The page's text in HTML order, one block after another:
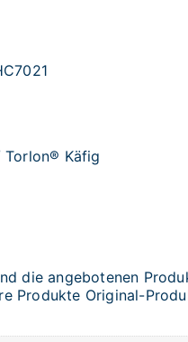
Torlon® Käfig
die angebotenen
Produkte Original-